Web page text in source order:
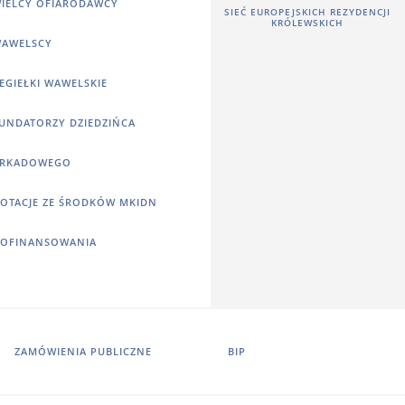
OFIARODAWCY
WAWELSKIE
DZIEDZIŃCA
ZE ŚRODKÓW MKIDN
SIEĆ EUROPEJSKICH REZYDENCJI
KRÓLEWSKICH
ZAMÓWIENIA PUBLICZNE BIP